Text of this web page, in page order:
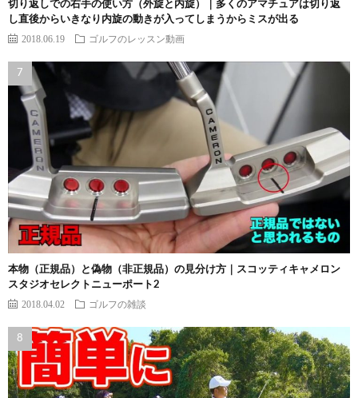
切り返しでの右手の使い方（外旋と内旋）｜多くのアマチュアは切り返
し直後からいきなり内旋の動きが入ってしまうからミスが出る
2018.06.19 ゴルフのレッスン動画
本物（正規品）と偽物（非正規品）の見分け方｜スコッティキャメロン
スタジオセレクトニューポート2
2018.04.02 ゴルフの雑談